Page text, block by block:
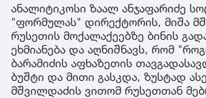
ანალიტიკოსი ზაალ ანჯაფარიძე
"ფორმულას" დირექტორის, მიშა
რუსეთის მოქალაქეებზე ბინის
ეხმიანება და აღნიშნავს, რომ
ბარამიძის აფხაზეთის
ბუშტი და მითი გასკდა, ზუსტად
მშვილდაძის ვითომ რუსეთთან